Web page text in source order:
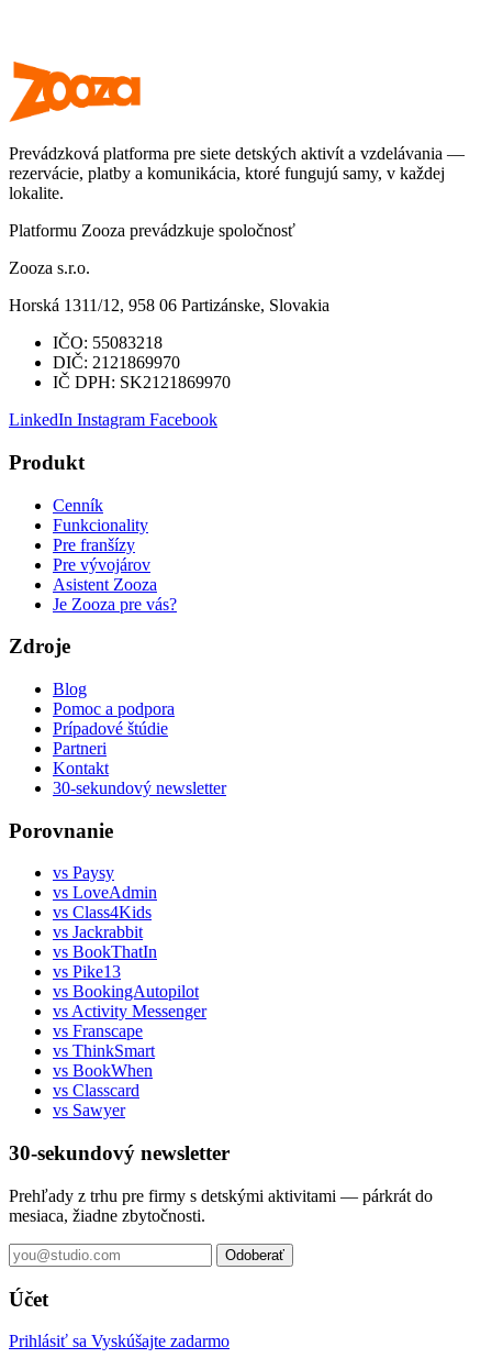
Prevádzková platforma pre siete detských aktivít a vzdelávania —
rezervácie, platby a komunikácia, ktoré fungujú samy, v každej
lokalite.
Platformu Zooza prevádzkuje spoločnosť
Zooza s.r.o.
Horská 1311/12, 958 06 Partizánske, Slovakia
IČO: 55083218
DIČ: 2121869970
IČ DPH: SK2121869970
LinkedIn Instagram Facebook
Produkt
Cenník
Funkcionality
Pre franšízy
Pre vývojárov
Asistent Zooza
Je Zooza pre vás?
Zdroje
Blog
Pomoc a podpora
Prípadové štúdie
Partneri
Kontakt
30-sekundový newsletter
Porovnanie
vs Paysy
vs LoveAdmin
vs Class4Kids
vs Jackrabbit
vs BookThatIn
vs Pike13
vs BookingAutopilot
vs Activity Messenger
vs Franscape
vs ThinkSmart
vs BookWhen
vs Classcard
vs Sawyer
30-sekundový newsletter
Prehľady z trhu pre firmy s detskými aktivitami — párkrát do
mesiaca, žiadne zbytočnosti.
Odoberať
Účet
Prihlásiť sa Vyskúšajte zadarmo